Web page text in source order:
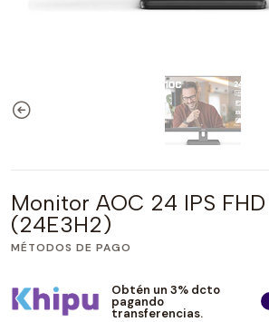
Monitor AOC 24 IPS FHD
(24E3H2)
MÉTODOS DE PAGO
Obtén un 3% dcto
pagando
transferencias.